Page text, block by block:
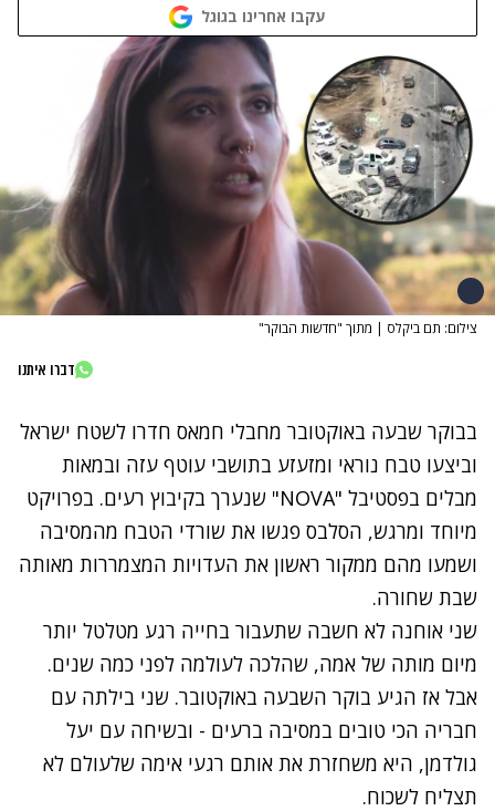
עקבו אחרינו בגוגל
צילום: תם ביקלס | מתוך "חדשות הבוקר"
דברו איתנו
בבוקר שבעה באוקטובר מחבלי חמאס חדרו לשטח ישראל
וביצעו טבח נוראי ומזעזע בתושבי עוטף עזה ובמאות
מבלים בפסטיבל "NOVA" שנערך בקיבוץ רעים. בפרויקט
מיוחד ומרגש, הסלבס פגשו את שורדי הטבח מהמסיבה
ושמעו מהם ממקור ראשון את העדויות המצמררות מאותה
שבת שחורה.
שני אוחנה לא חשבה שתעבור בחייה רגע מטלטל יותר
מיום מותה של אמה, שהלכה לעולמה לפני כמה שנים.
אבל אז הגיע בוקר השבעה באוקטובר. שני בילתה עם
חבריה הכי טובים במסיבה ברעים - ובשיחה עם יעל
גולדמן, היא משחזרת את אותם רגעי אימה שלעולם לא
תצליח לשכוח.